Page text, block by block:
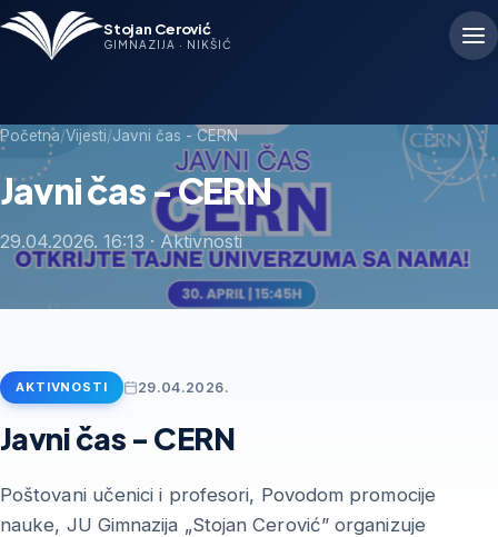
Stojan Cerović
GIMNAZIJA · NIKŠIĆ
Početna/Vijesti/Javni čas - CERN
Javni čas - CERN
29.04.2026. 16:13 · Aktivnosti
AKTIVNOSTI 29.04.2026.
Javni čas - CERN
Poštovani učenici i profesori, Povodom promocije
nauke, JU Gimnazija „Stojan Cerović” organizuje